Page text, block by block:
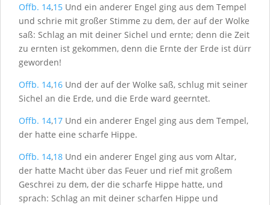
Offb. 14,15 Und ein anderer Engel ging aus dem Tempel
und schrie mit großer Stimme zu dem, der auf der Wolke
saß: Schlag an mit deiner Sichel und ernte; denn die Zeit
zu ernten ist gekommen, denn die Ernte der Erde ist dürr
geworden!
Offb. 14,16 Und der auf der Wolke saß, schlug mit seiner
Sichel an die Erde, und die Erde ward geerntet.
Offb. 14,17 Und ein anderer Engel ging aus dem Tempel,
der hatte eine scharfe Hippe.
Offb. 14,18 Und ein anderer Engel ging aus vom Altar,
der hatte Macht über das Feuer und rief mit großem
Geschrei zu dem, der die scharfe Hippe hatte, und
sprach: Schlag an mit deiner scharfen Hippe und